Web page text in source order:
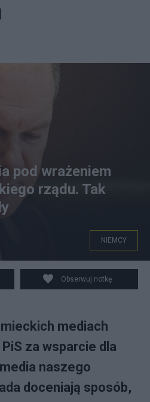
PAP/EPA
pod wrażeniem
rządu. Tak
NIEMCY
Obserwuj notkę
mediach
za wsparcie dla
naszego
doceniają sposób,